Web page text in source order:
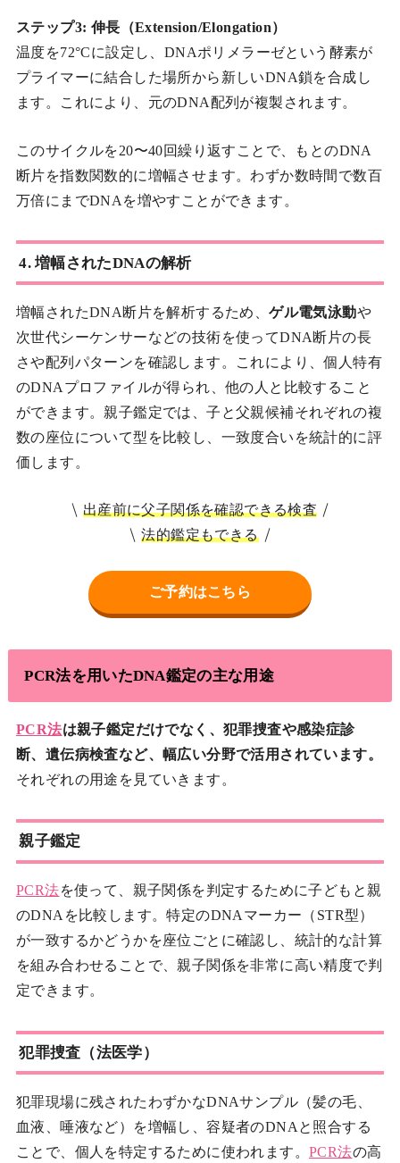
ステップ3: 伸長（Extension/Elongation）
温度を72°Cに設定し、DNAポリメラーゼという酵素が
プライマーに結合した場所から新しいDNA鎖を合成し
ます。これにより、元のDNA配列が複製されます。
このサイクルを20〜40回繰り返すことで、もとのDNA
断片を指数関数的に増幅させます。わずか数時間で数百
万倍にまでDNAを増やすことができます。
4. 増幅されたDNAの解析
増幅されたDNA断片を解析するため、ゲル電気泳動や
次世代シーケンサーなどの技術を使ってDNA断片の長
さや配列パターンを確認します。これにより、個人特有
のDNAプロファイルが得られ、他の人と比較すること
ができます。親子鑑定では、子と父親候補それぞれの複
数の座位について型を比較し、一致度合いを統計的に評
価します。
出産前に父子関係を確認できる検査
法的鑑定もできる
ご予約はこちら
PCR法を用いたDNA鑑定の主な用途
PCR法は親子鑑定だけでなく、犯罪捜査や感染症診
断、遺伝病検査など、幅広い分野で活用されています。
それぞれの用途を見ていきます。
親子鑑定
PCR法を使って、親子関係を判定するために子どもと親
のDNAを比較します。特定のDNAマーカー（STR型）
が一致するかどうかを座位ごとに確認し、統計的な計算
を組み合わせることで、親子関係を非常に高い精度で判
定できます。
犯罪捜査（法医学）
犯罪現場に残されたわずかなDNAサンプル（髪の毛、
血液、唾液など）を増幅し、容疑者のDNAと照合する
ことで、個人を特定するために使われます。 PCR法の高